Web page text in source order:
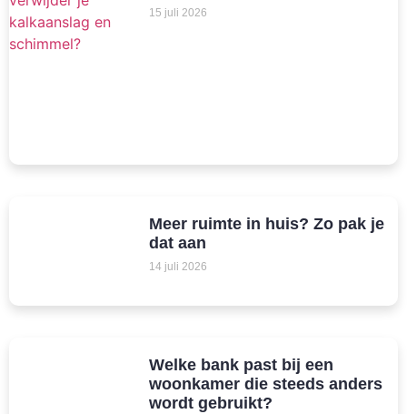
15 juli 2026
Meer ruimte in huis? Zo pak je
dat aan
14 juli 2026
Welke bank past bij een
woonkamer die steeds anders
wordt gebruikt?